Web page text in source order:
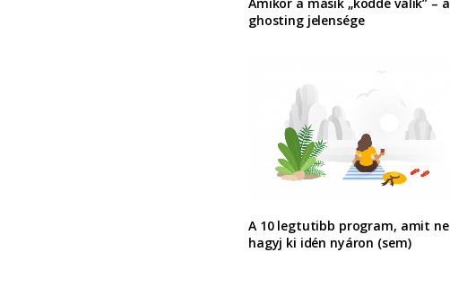
ghosting jelensége
A 10 legtutibb program, amit ne
hagyj ki idén nyáron (sem)